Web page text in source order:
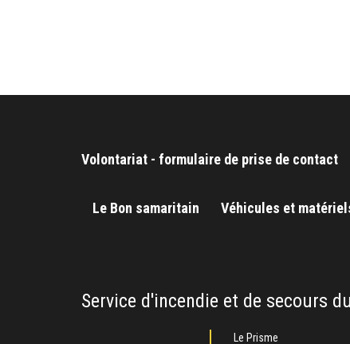
Volontariat - formulaire de prise de contact
Le Bon samaritain Véhicules et
Service d'incendie et de secours
Le Prisme